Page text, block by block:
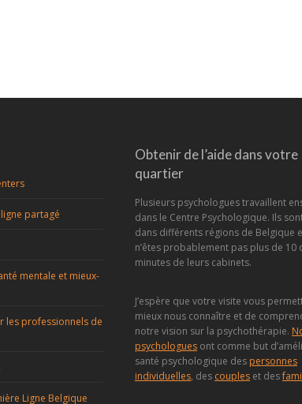
partagé
mentale et mieux-
les professionnels de
Ligne Belgique
Obtenir de l’aide dans votre
quartier
Plusieurs psychologues travaillent
dans le Centre Psychologique. Ils
dans différents régions de Belgique
n’êtes probablement pas plus de 10
minutes de leurs cabinets.
J’espère que votre visite vous
mieux nous connaître et de
notre vision sur la psychothérapie.
psychologues ont comme but
santé psychologique des personnes
individuelles, des couples et des